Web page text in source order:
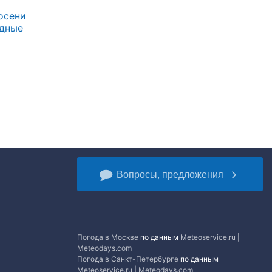
Вопросы, предложения
Погода в Москве по данным Meteoservice.ru
Meteodays.com
Погода в Санкт-Петербурге по данным
Meteoservice.ru
Meteodays.com